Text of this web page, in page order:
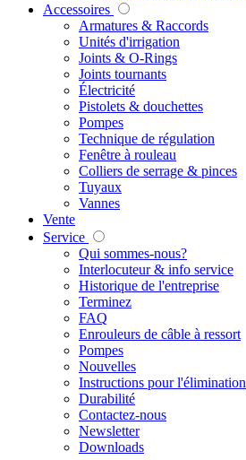
Accessoires
Armatures & Raccords
Unités d'irrigation
Joints & O-Rings
Joints tournants
Électricité
Pistolets & douchettes
Pompes
Technique de régulation
Fenêtre à rouleau
Colliers de serrage & pinces
Tuyaux
Vannes
Vente
Service
Qui sommes-nous?
Interlocuteur & info service
Historique de l'entreprise
Terminez
FAQ
Enrouleurs de câble à ressort
Pompes
Nouvelles
Instructions pour l'élimination
Durabilité
Contactez-nous
Newsletter
Downloads